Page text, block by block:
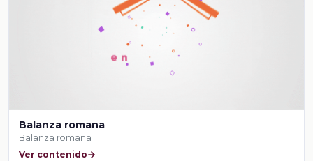
Balanza romana
Balanza romana
Ver contenido